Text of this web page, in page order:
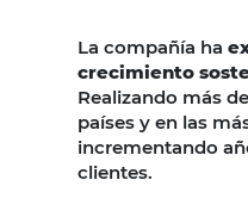
La compañía ha
crecimiento
Realizando más
países y en las
incrementando
clientes.